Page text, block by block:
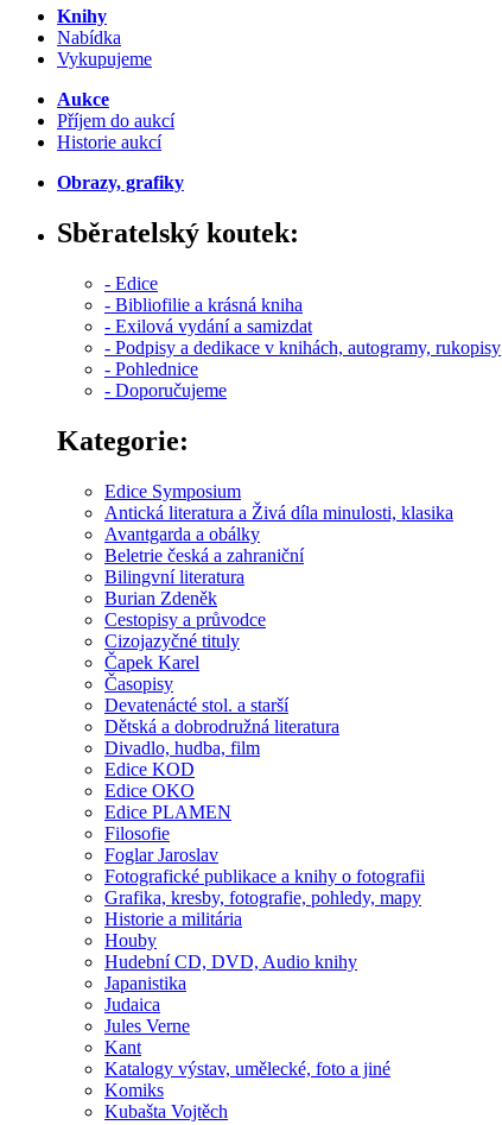
Knihy
Nabídka
Vykupujeme
Aukce
Příjem do aukcí
Historie aukcí
Obrazy, grafiky
Sběratelský koutek:
- Edice
- Bibliofilie a krásná kniha
- Exilová vydání a samizdat
- Podpisy a dedikace v knihách, autogramy, rukopisy
- Pohlednice
- Doporučujeme
Kategorie:
Edice Symposium
Antická literatura a Živá díla minulosti, klasika
Avantgarda a obálky
Beletrie česká a zahraniční
Bilingvní literatura
Burian Zdeněk
Cestopisy a průvodce
Cizojazyčné tituly
Čapek Karel
Časopisy
Devatenácté stol. a starší
Dětská a dobrodružná literatura
Divadlo, hudba, film
Edice KOD
Edice OKO
Edice PLAMEN
Filosofie
Foglar Jaroslav
Fotografické publikace a knihy o fotografii
Grafika, kresby, fotografie, pohledy, mapy
Historie a militária
Houby
Hudební CD, DVD, Audio knihy
Japanistika
Judaica
Jules Verne
Kant
Katalogy výstav, umělecké, foto a jiné
Komiks
Kubašta Vojtěch